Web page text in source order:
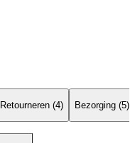
Retourneren (4) Bezorging (5)